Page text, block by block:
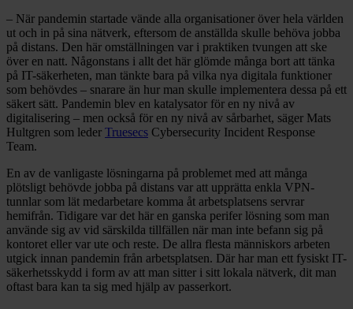
– När pandemin startade vände alla organisationer över hela världen
ut och in på sina nätverk, eftersom de anställda skulle behöva jobba
på distans. Den här omställningen var i praktiken tvungen att ske
över en natt. Någonstans i allt det här glömde många bort att tänka
på IT-säkerheten, man tänkte bara på vilka nya digitala funktioner
som behövdes – snarare än hur man skulle implementera dessa på ett
säkert sätt. Pandemin blev en katalysator för en ny nivå av
digitalisering – men också för en ny nivå av sårbarhet, säger Mats
Hultgren som leder Truesecs Cybersecurity Incident Response
Team.
En av de vanligaste lösningarna på problemet med att många
plötsligt behövde jobba på distans var att upprätta enkla VPN-
tunnlar som lät medarbetare komma åt arbetsplatsens servrar
hemifrån. Tidigare var det här en ganska perifer lösning som man
använde sig av vid särskilda tillfällen när man inte befann sig på
kontoret eller var ute och reste. De allra flesta människors arbeten
utgick innan pandemin från arbetsplatsen. Där har man ett fysiskt IT-
säkerhetsskydd i form av att man sitter i sitt lokala nätverk, dit man
oftast bara kan ta sig med hjälp av passerkort.